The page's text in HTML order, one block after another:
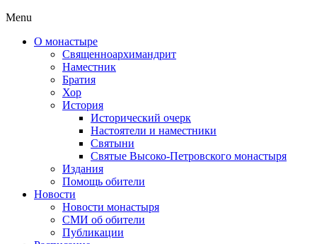
Menu
О монастыре
Священноархимандрит
Наместник
Братия
Хор
История
Исторический очерк
Настоятели и наместники
Святыни
Святые Высоко-Петровского монастыря
Издания
Помощь обители
Новости
Новости монастыря
СМИ об обители
Публикации